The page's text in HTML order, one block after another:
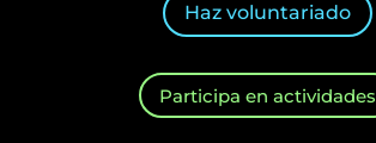
Haz voluntariado
Participa en actividades